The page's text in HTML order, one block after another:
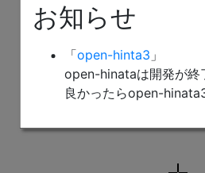
お知らせ
「open-hinta3 」
open-hinataは開発が終
良かったらopen-